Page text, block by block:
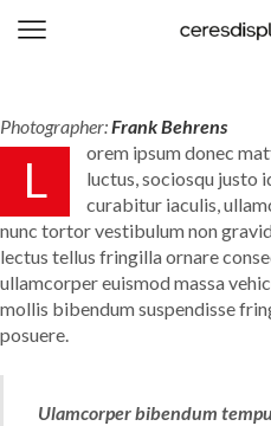
Photographer:Frank Behrens
L
orem ipsum donec
luctus, sociosqu justo
curabitur iaculis,
nunc tortor vestibulum non
lectus tellus fringilla ornare
ullamcorper euismod massa
mollis bibendum suspendisse
posuere.
Ulamcorper bibendum